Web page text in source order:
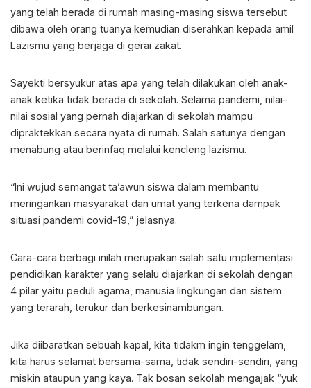
yang telah berada di rumah masing-masing siswa tersebut
dibawa oleh orang tuanya kemudian diserahkan kepada amil
Lazismu yang berjaga di gerai zakat.
Sayekti bersyukur atas apa yang telah dilakukan oleh anak-
anak ketika tidak berada di sekolah. Selama pandemi, nilai-
nilai sosial yang pernah diajarkan di sekolah mampu
dipraktekkan secara nyata di rumah. Salah satunya dengan
menabung atau berinfaq melalui kencleng lazismu.
“Ini wujud semangat ta’awun siswa dalam membantu
meringankan masyarakat dan umat yang terkena dampak
situasi pandemi covid-19,” jelasnya.
Cara-cara berbagi inilah merupakan salah satu implementasi
pendidikan karakter yang selalu diajarkan di sekolah dengan
4 pilar yaitu peduli agama, manusia lingkungan dan sistem
yang terarah, terukur dan berkesinambungan.
Jika diibaratkan sebuah kapal, kita tidakm ingin tenggelam,
kita harus selamat bersama-sama, tidak sendiri-sendiri, yang
miskin ataupun yang kaya. Tak bosan sekolah mengajak “yuk